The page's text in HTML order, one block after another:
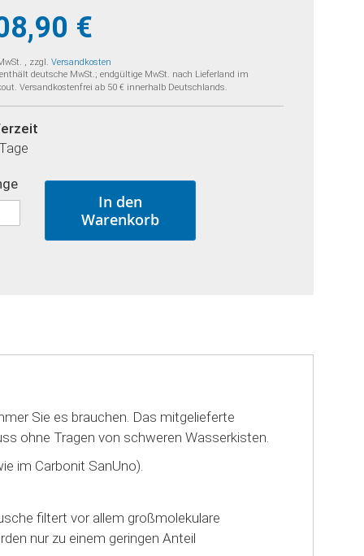
€
, zzgl.Versandkosten
deutsche MwSt.; endgültige MwSt. nach Lieferland im
Versandkostenfrei ab 50 € innerhalb Deutschlands.
In den
Warenkorb
Sie es brauchen. Das mitgelieferte
ohne Tragen von schweren Wasserkisten.
im Carbonit SanUno).
filtert vor allem großmolekulare
nur zu einem geringen Anteil